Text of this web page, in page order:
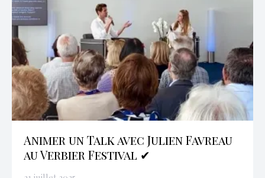
Animer un Talk avec Julien Favreau
au Verbier Festival ✔